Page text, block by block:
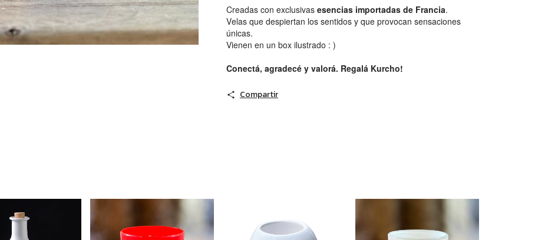
Creadas con exclusivas esencias importadas de Francia.
Velas que despiertan los sentidos y que provocan sensaciones
únicas.
Vienen en un box ilustrado : )
Conectá, agradecé y valorá. Regalá Kurcho!
Compartir